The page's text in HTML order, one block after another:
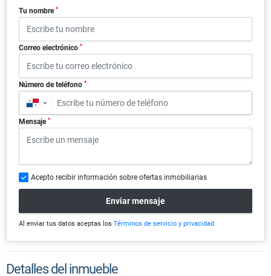
Tu nombre *
Correo electrónico *
Número de teléfono *
▼
Mensaje *
Acepto recibir información sobre ofertas inmobiliarias
Enviar mensaje
Al enviar tus datos aceptas los Términos de servicio y privacidad
Detalles del inmueble